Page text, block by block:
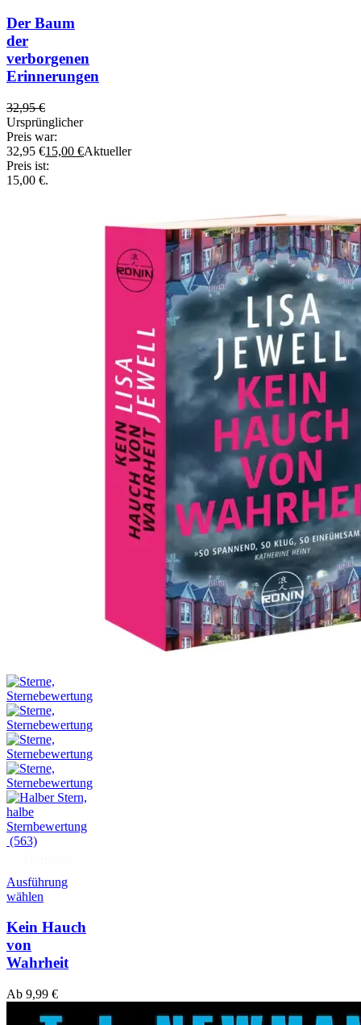
Der Baum
der
verborgenen
Erinnerungen
32,95€
Ursprünglicher
Preis war:
32,95 €15,00 €Aktueller
Preis ist:
15,00 €.
(563)
Ausführung
wählen
Kein Hauch
von
Wahrheit
Ab 9,99 €